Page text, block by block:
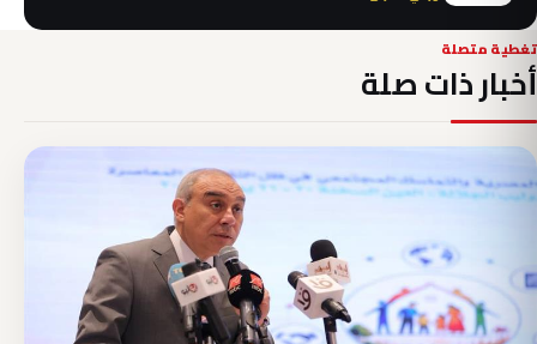
تغطية متصلة
أخبار ذات صلة